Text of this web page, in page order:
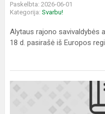
Paskelbta: 2026-06-01
Kategorija: Svarbu!
Alytaus rajono savivaldybės
18 d. pasirašė iš Europos
Erasmus+